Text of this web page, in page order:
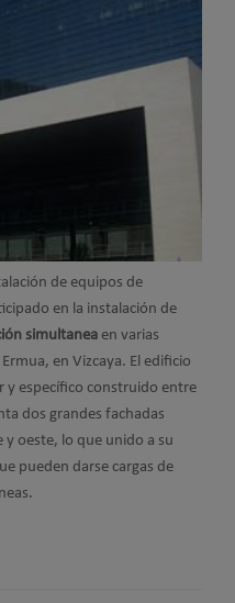
de equipos de
en la instalación de
simultanea en varias
en Vizcaya. El edificio
y específico construido entre
dos grandes fachadas
y oeste, lo que unido a su
pueden darse cargas de